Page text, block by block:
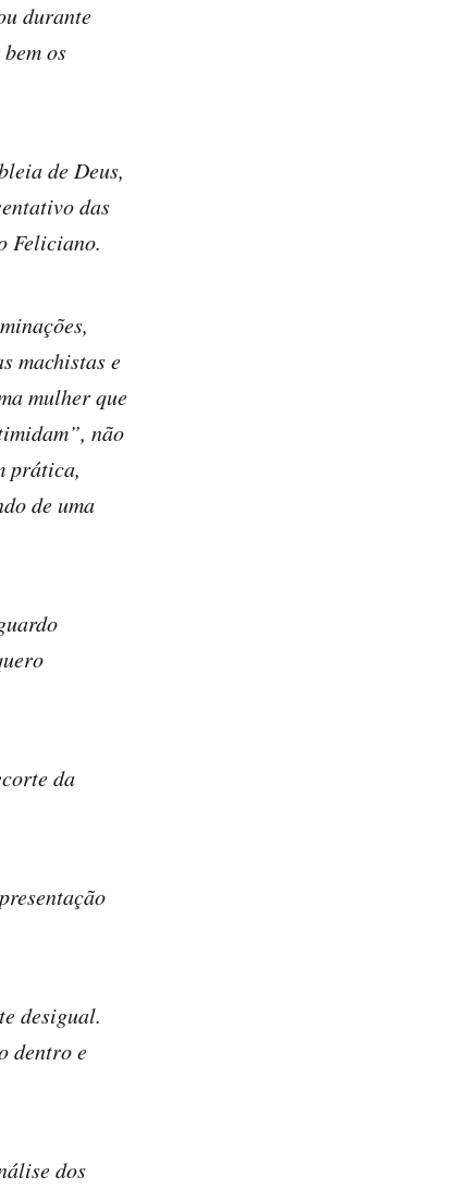
durante
os
de Deus,
das
Feliciano.
machistas e
mulher que
não
prática,
de uma
da
desigual.
dentro e
dos